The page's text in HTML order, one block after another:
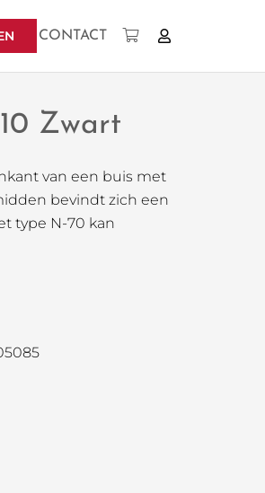
CONTACT
Zwart
van een buis met
bevindt zich een
type N-70 kan